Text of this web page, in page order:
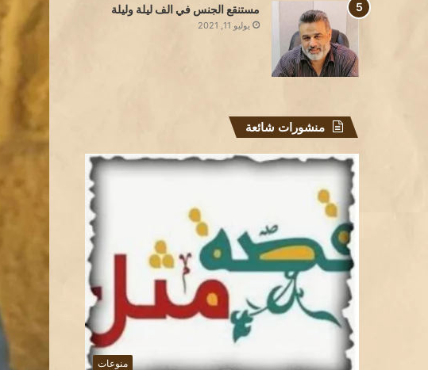
مستنقع الجنس في الف ليلة وليلة
يوليو 11, 2021
منشورات شائعة
منوعات